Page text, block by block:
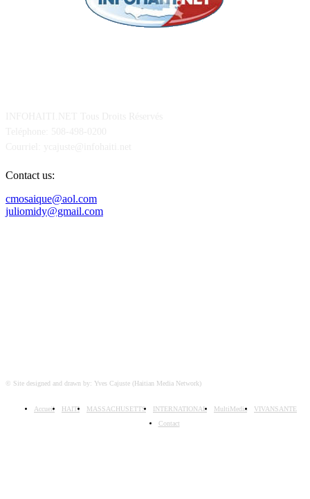
Contact us:
cmosaique@aol.com
juliomidy@gmail.com
© Site designed and drawn by: Yves Cajuste (Haitian Media Network)
Accueil HAITI MASSACHUSETTS INTERNATIONAL MultiMedia
VIVANSANTE
Contact